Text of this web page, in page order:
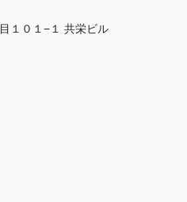
１０１−１ 共栄ビル